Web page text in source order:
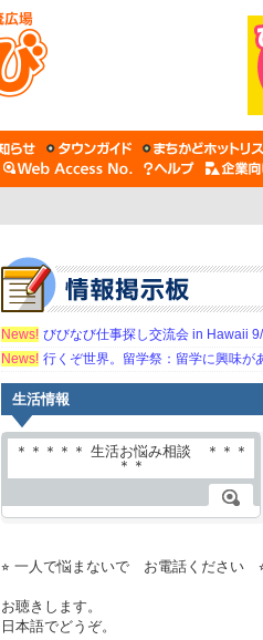
News! びびなび仕事探し交流会 in Hawaii
News! 行くぞ世界。留学祭：留学に興味が
生活情報
⭐︎ 一人で悩まないで お電話ください
お聴きします。
日本語でどうぞ。